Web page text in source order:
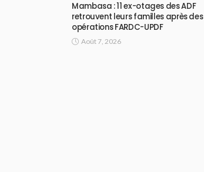
Mambasa : 11 ex-otages des ADF
retrouvent leurs familles après des
opérations FARDC-UPDF
Août 7, 2026